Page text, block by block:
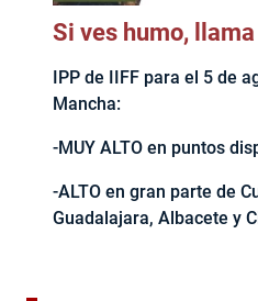
Si ves humo,
IPP de IIFF para el 5 de
Mancha:
-MUY ALTO en puntos
-ALTO en gran parte de
Guadalajara, Albacete y